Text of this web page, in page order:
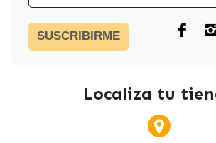
SUSCRIBIRME
Localiza tu